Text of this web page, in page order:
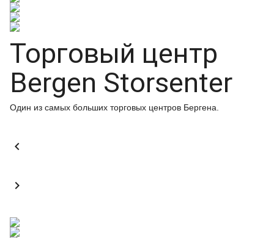
Торговый центр
Bergen Storsenter
Один из самых больших торговых центров Бергена.

